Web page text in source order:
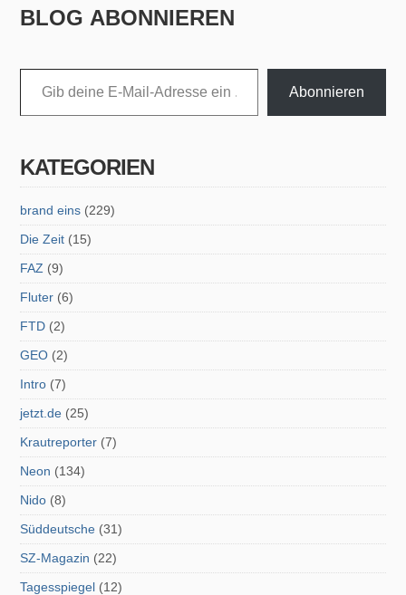
BLOG ABONNIEREN
Gib deine E-Mail-Adresse ein ...
Abonnieren
KATEGORIEN
brand eins (229)
Die Zeit (15)
FAZ (9)
Fluter (6)
FTD (2)
GEO (2)
Intro (7)
jetzt.de (25)
Krautreporter (7)
Neon (134)
Nido (8)
Süddeutsche (31)
SZ-Magazin (22)
Tagesspiegel (12)